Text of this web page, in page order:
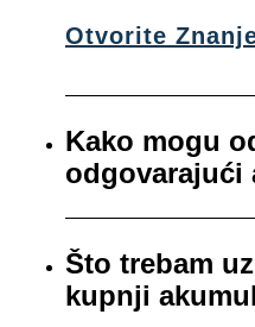
Otvorite
Kako mogu
odgovarajući
Što trebam
kupnji